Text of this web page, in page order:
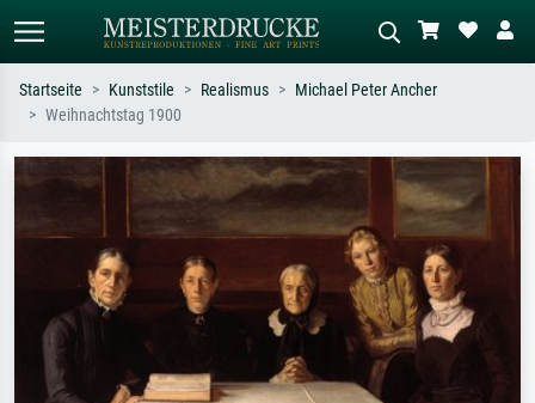
Suchen Sie nach Künstlern, Werktiteln
oder Stilen – z.B. Monet,
Hokusai, Akt.
Beschreiben Sie die Szene – z.B. Grüne
Wiese, Abstrakt mit viel Rot, Dunkles
Ölgemälde, Stehender Akt neben einem
Baum.
Startseite Kunststile Realismus
Michael Peter Ancher
Weihnachtstag 1900